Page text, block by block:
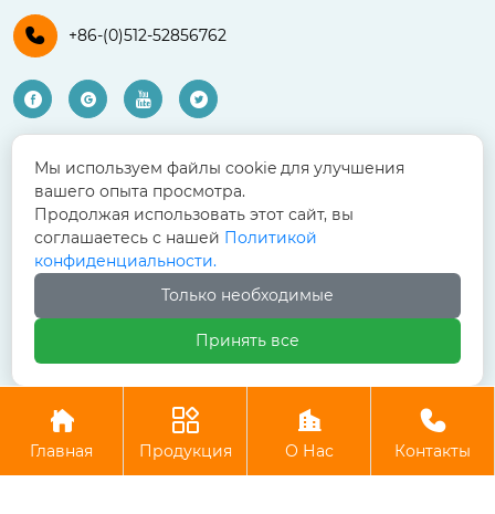
 +86-(0)512-52856762
   
ПРОДУКЦИЯ
Жгут проводов сельскохозяйственной техники
Жгут проводов для строительной техники
Жгут проводов для бытовой электроники
Автомобильный жгут проводов
Жгут проводов медицинского оборудования
Авторское право©Чаншу Бо Сянь Компания электронных
технологий, ООО

Главная

Продукция

О Нас

Контакты
Мы используем файлы cookie для улучшения
вашего опыта просмотра.
Продолжая использовать этот сайт, вы
соглашаетесь с нашей Политикой
конфиденциальности.
Только необходимые
Принять все